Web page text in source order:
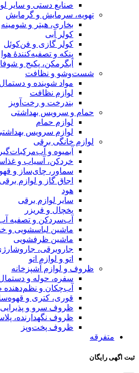
صنایع دستی و سایر
تهویه، سرمایش و گرمایش
بخاری، هیتر و شومینه
کولر آبی
کولر گازی و فن‌کوئل
پنکه و تصفیه‌کنندهٔ هوا
آبگرمکن، پکیج و
شست‌وشو و نظافت
مواد شوینده و
لوازم نظافت
بندرخت و رخت‌آویز
حمام و سرویس بهداشتی
لوازم حمام
لوازم سرویس
لوازم خانگی برقی
آبمیوه و آب‌مرکبات‌گیر
خردکن، آسیاب و
سماور، چای‌ساز و
اجاق گاز و لوازم
هود
سایر لوازم برقی
یخچال و فریزر
آب‌سردکن و تصفیه
ماشین لباسشویی و
ماشین ظرفشویی
جاروبرقی،
اتو و لوازم اتو
ظروف و لوازم آشپزخانه
سفره، حوله و
آب‌چکان و
قوری، کتری و
ظروف سرو و پذیرایی
ظروف نگهدارنده،
ظروف پخت‌وپز
متفرقه
ثبت اگهی رایگان